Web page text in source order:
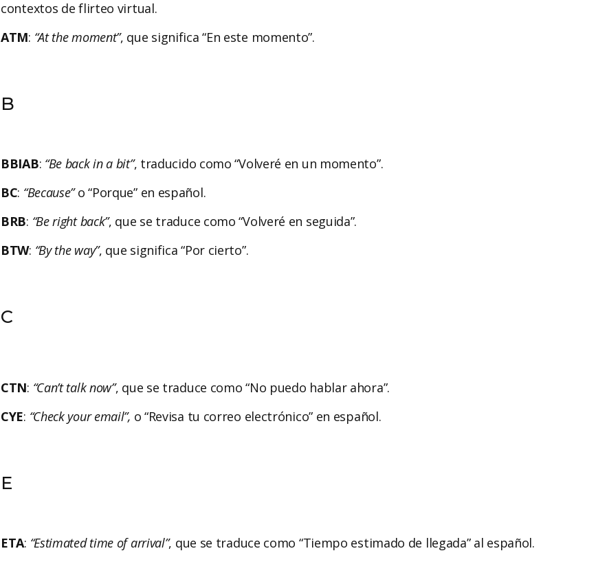
contextos de flirteo virtual.
ATM: “At the moment”, que significa “En este momento”.
B
BBIAB: “Be back in a bit”, traducido como “Volveré en un momento”.
BC: “Because”o “Porque” en español.
BRB: “Be right back”, que se traduce como “Volveré en seguida”.
BTW: “By the way”, que significa “Por cierto”.
C
CTN: “Can’t talk now”, que se traduce como “No puedo hablar ahora”.
CYE: “Check your email”, o “Revisa tu correo electrónico” en español.
E
ETA: “Estimated time of arrival”, que se traduce como “Tiempo estimado de llegada” al español.